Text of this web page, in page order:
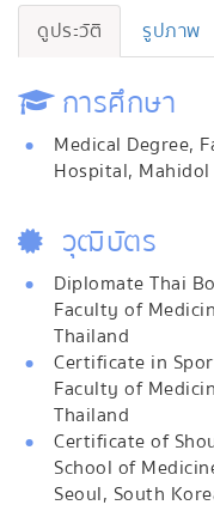
ดูประวัติ รูปภาพ
การศึกษา
Medical Degree,
Hospital,
วุฒิบัตร
Diplomate Thai
Faculty of
Thailand
Certificate in
Faculty of
Thailand
Certificate of
School of
Seoul, South